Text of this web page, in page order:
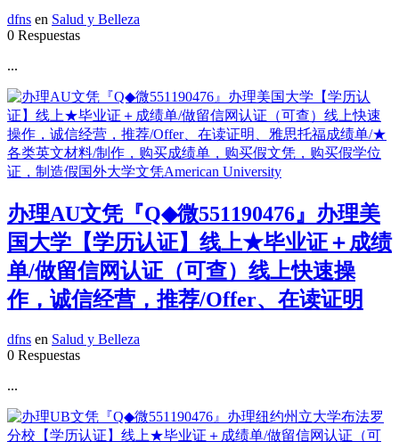
dfns en Salud y Belleza
0 Respuestas
...
办理AU文凭『Q◆微551190476』办理美
国大学【学历认证】线上★毕业证＋成绩
单/做留信网认证（可查）线上快速操
作，诚信经营，推荐/Offer、在读证明
dfns en Salud y Belleza
0 Respuestas
...